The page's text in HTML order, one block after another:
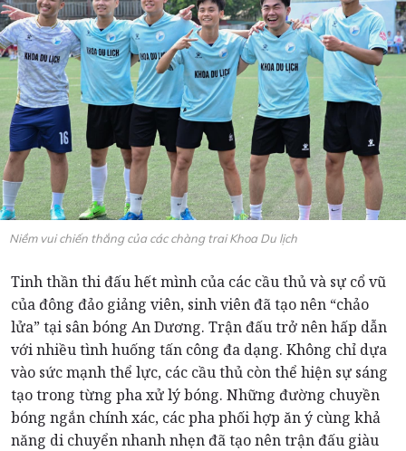
Niềm vui chiến thắng của các chàng trai Khoa Du lịch
Tinh thần thi đấu hết mình của các cầu thủ và sự cổ vũ
của đông đảo giảng viên, sinh viên đã tạo nên “chảo
lửa” tại sân bóng An Dương. Trận đấu trở nên hấp dẫn
với nhiều tình huống tấn công đa dạng. Không chỉ dựa
vào sức mạnh thể lực, các cầu thủ còn thể hiện sự sáng
tạo trong từng pha xử lý bóng. Những đường chuyền
bóng ngắn chính xác, các pha phối hợp ăn ý cùng khả
năng di chuyển nhanh nhẹn đã tạo nên trận đấu giàu